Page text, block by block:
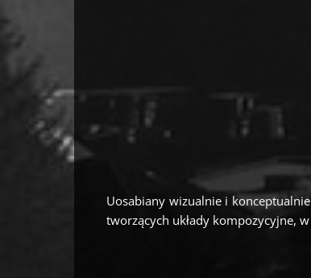
Uosabiany wizualnie i
tworzących układy kompozycyjne,